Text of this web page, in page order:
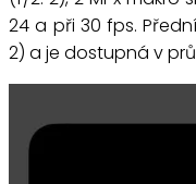
24 a při 30 fps.
2) a je dostupná v